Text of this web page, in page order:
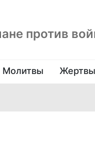
против
Молитвы